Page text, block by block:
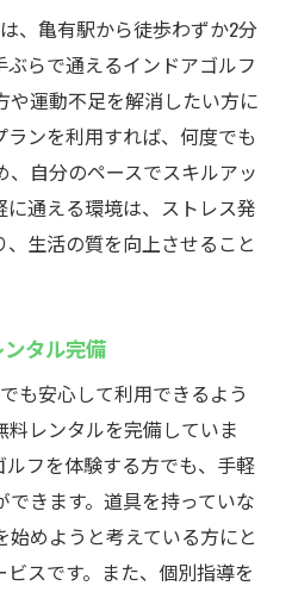
、亀有駅から徒歩わずか2分
ぶらで通えるインドアゴルフ
や運動不足を解消したい方に
ンを利用すれば、何度でも
、自分のペースでスキルアッ
に通える環境は、ストレス発
生活の質を向上させること
タル完備
も安心して利用できるよう
レンタルを完備していま
フを体験する方でも、手軽
きます。道具を持っていな
めようと考えている方にと
スです。また、個別指導を